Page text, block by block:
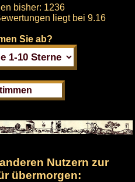
bisher: 1236
liegt bei 9.16
Sie ab?
Nutzern zur
übermorgen: